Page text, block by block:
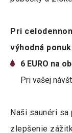
Pri
výhodná
6 EURO na
Pri vašej
Naši saunéri sa
zlepšenie